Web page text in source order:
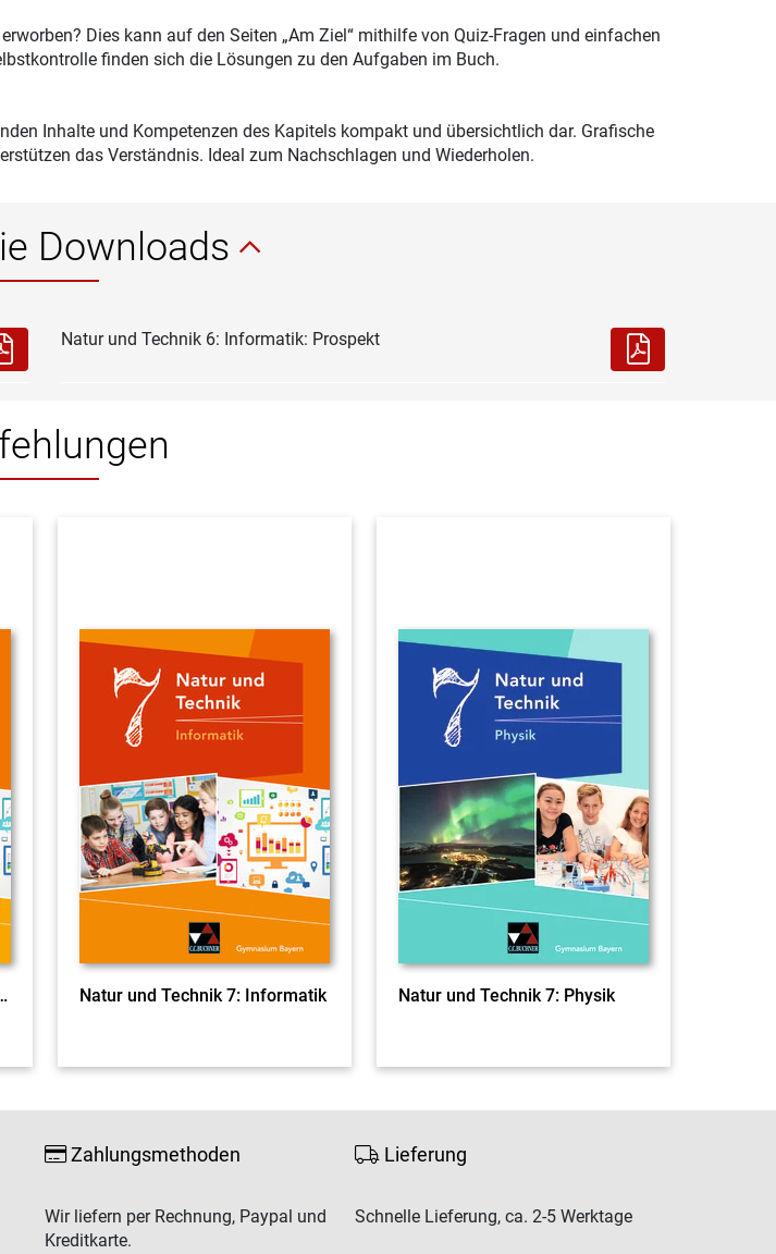
Dies kann auf den Seiten „Am Ziel“ mithilfe von Quiz-Fragen und einfachen
finden sich die Lösungen zu den Aufgaben im Buch.
Inhalte und Kompetenzen des Kapitels kompakt und übersichtlich dar. Grafische
das Verständnis. Ideal zum Nachschlagen und Wiederholen.
Downloads
Natur und Technik 6: Informatik: Prospekt
7: Informatik Natur und Technik 7: Informatik Natur und Technik 7: Physik
Zahlungsmethoden
Wir liefern per Rechnung, Paypal und
Kreditkarte.
Lieferung
Schnelle Lieferung, ca. 2-5 Werktage